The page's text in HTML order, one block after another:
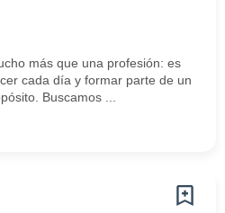
más que una profesión: es
cada día y formar parte de un
Buscamos ...